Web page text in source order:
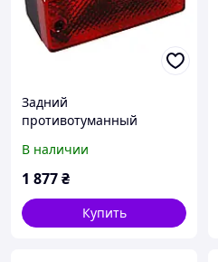
Задний
противотуманный
В наличии
1 877₴
Купить